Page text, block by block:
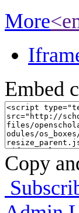
More
Embed
Copy